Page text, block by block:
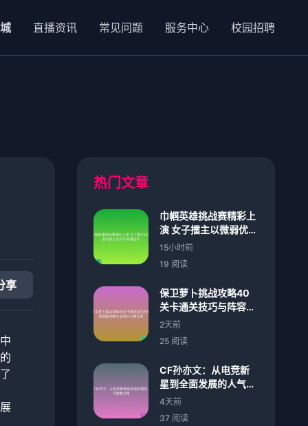
直播资讯 常见问题 服务中心 校园招聘
享
热门文章
巾帼英雄挑战赛精彩上
演 女子擂主以微弱优势
力克对手荣膺冠军
15小时前
19 阅读
保卫萝卜挑战攻略40
关卡通关技巧与阵容搭
配详解大全高分心得分
2天前
25 阅读
CF孙亦文：从电竞新
星到全面发展的人气偶
像之路
4天前
37 阅读